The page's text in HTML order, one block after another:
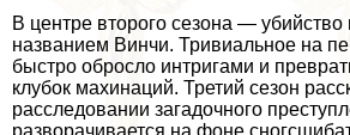
В центре второго сезона — убийство
названием Винчи. Тривиальное на
быстро обросло интригами и
клубок махинаций. Третий сезон
расследовании загадочного
разворачивается на фоне